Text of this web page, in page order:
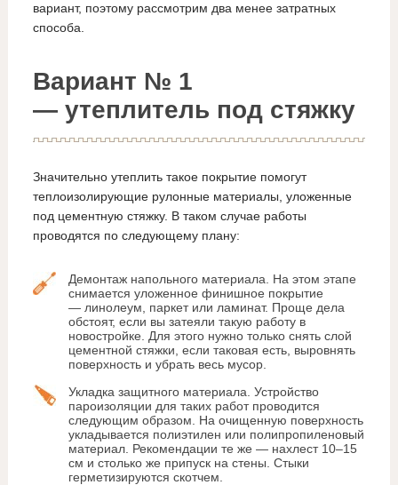
вариант, поэтому рассмотрим два менее затратных
способа.
Вариант № 1
— утеплитель под стяжку
Значительно утеплить такое покрытие помогут
теплоизолирующие рулонные материалы, уложенные
под цементную стяжку. В таком случае работы
проводятся по следующему плану:
Демонтаж напольного материала. На этом этапе
снимается уложенное финишное покрытие
— линолеум, паркет или ламинат. Проще дела
обстоят, если вы затеяли такую работу в
новостройке. Для этого нужно только снять слой
цементной стяжки, если таковая есть, выровнять
поверхность и убрать весь мусор.
Укладка защитного материала. Устройство
пароизоляции для таких работ проводится
следующим образом. На очищенную поверхность
укладывается полиэтилен или полипропиленовый
материал. Рекомендации те же — нахлест 10–15
см и столько же припуск на стены. Стыки
герметизируются скотчем.